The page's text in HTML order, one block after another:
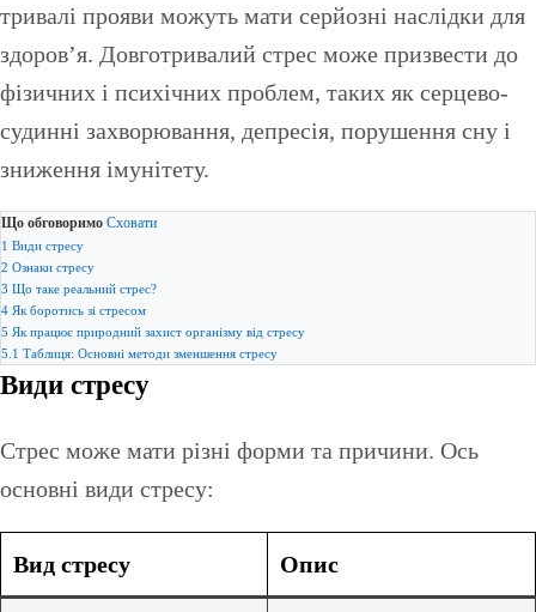
тривалі прояви можуть мати серйозні наслідки для
здоров’я. Довготривалий стрес може призвести до
фізичних і психічних проблем, таких як серцево-
судинні захворювання, депресія, порушення сну і
зниження імунітету.
Що обговоримо Сховати
1 Види стресу
2 Ознаки стресу
3 Що таке реальний стрес?
4 Як боротись зі стресом
5 Як працює природний захист організму від стресу
5.1 Таблиця: Основні методи зменшення стресу
Види стресу
Стрес може мати різні форми та причини. Ось
основні види стресу:
Вид стресу Опис